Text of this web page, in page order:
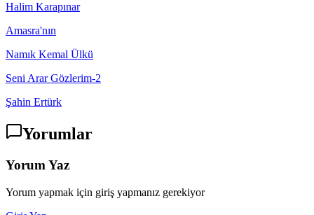
Halim Karapınar
Amasra'nın
Namık Kemal Ülkü
Seni Arar Gözlerim-2
Şahin Ertürk
Yorumlar
Yorum Yaz
Yorum yapmak için giriş yapmanız gerekiyor